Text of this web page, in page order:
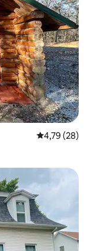
Gemiddelde
4,79 (28)